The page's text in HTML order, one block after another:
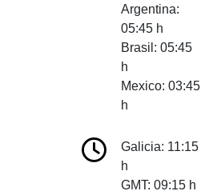
Argentina:
05:45 h
Brasil: 05:45
h
Mexico: 03:45
h
Galicia: 11:15
h
GMT: 09:15 h